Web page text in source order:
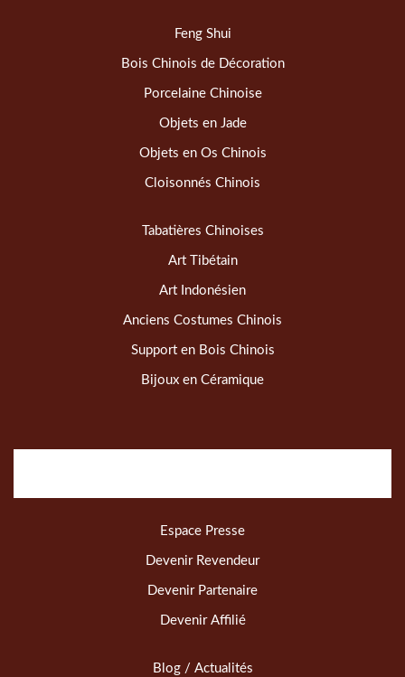
Feng Shui
Bois Chinois de Décoration
Porcelaine Chinoise
Objets en Jade
Objets en Os Chinois
Cloisonnés Chinois
Tabatières Chinoises
Art Tibétain
Art Indonésien
Anciens Costumes Chinois
Support en Bois Chinois
Bijoux en Céramique
Espace Presse
Devenir Revendeur
Devenir Partenaire
Devenir Affilié
Blog / Actualités